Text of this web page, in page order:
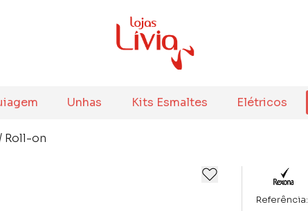
Unhas Kits Esmaltes Elétricos
Roll-on
Referência: